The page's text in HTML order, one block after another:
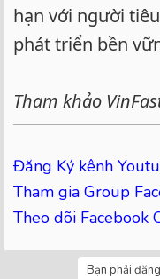
hạn với người
phát triển bền
Tham khảo
Đăng Ký kênh
Tham gia Group
Theo dõi Facebook
Bạn phải